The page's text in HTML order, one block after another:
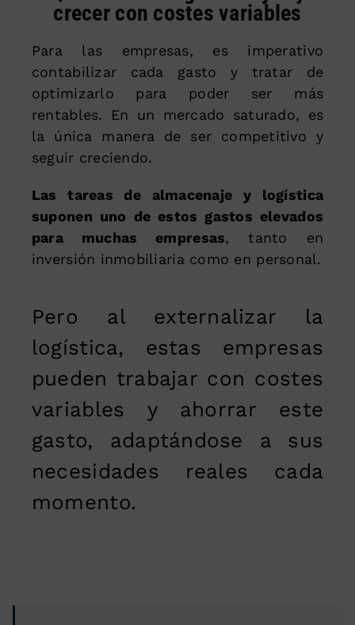
crecer con costes variables
Para las empresas, es imperativo
contabilizar cada gasto y tratar de
optimizarlo para poder ser más
rentables. En un mercado saturado, es
la única manera de ser competitivo y
seguir creciendo.
Las tareas de almacenaje y logística
suponen uno de estos gastos elevados
para muchas empresas, tanto en
inversión inmobiliaria como en personal.
Pero al externalizar la
logística, estas empresas
pueden trabajar con costes
variables y ahorrar este
gasto, adaptándose a sus
necesidades reales cada
momento.